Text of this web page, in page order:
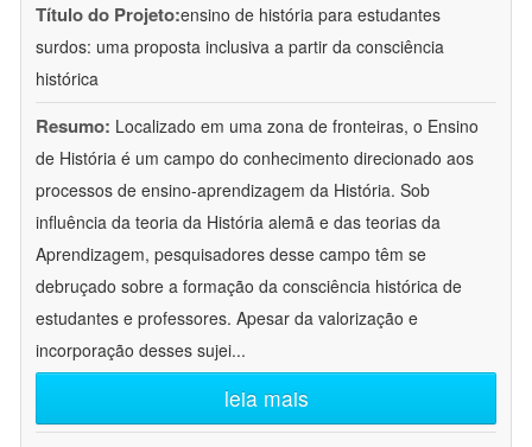
Título do Projeto:ensino de história para estudantes
surdos: uma proposta inclusiva a partir da consciência
histórica
Resumo: Localizado em uma zona de fronteiras, o Ensino
de História é um campo do conhecimento direcionado aos
processos de ensino-aprendizagem da História. Sob
influência da teoria da História alemã e das teorias da
Aprendizagem, pesquisadores desse campo têm se
debruçado sobre a formação da consciência histórica de
estudantes e professores. Apesar da valorização e
incorporação desses sujei...
leia mais